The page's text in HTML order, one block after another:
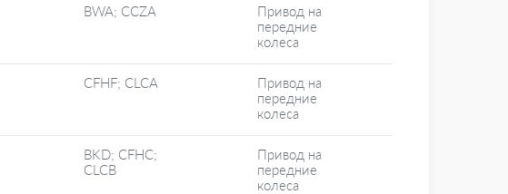
BWA; CCZA
Привод на
передние
колеса
CFHF; CLCA
Привод на
передние
колеса
BKD; CFHC;
CLCB
Привод на
передние
колеса